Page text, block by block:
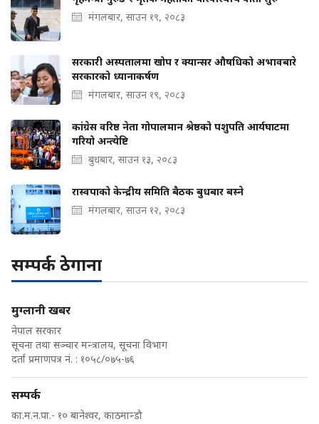
मंगलबार, साउन १९, २०८३
सरकारी अस्पतालमा खोप र क्यान्सर औषधिको अभावबारे
सरकारको ध्यानाकर्षण
मंगलबार, साउन १९, २०८३
कांग्रेस वरिष्ठ नेता गोपालमान श्रेष्ठको पशुपति आर्यघाटमा
गरियो अन्त्येष्टि
बुधबार, साउन १३, २०८३
रास्वपाको केन्द्रीय समिति बैठक बुधबार बस्ने
मंगलबार, साउन १२, २०८३
सम्पर्क ठेगाना
मुग्लानी खबर
नेपाल सरकार
सूचना तथा सञ्चार मन्त्रालय, सूचना विभाग
दर्ता प्रमाणपत्र नं. : १०५८/०७५-७६
सम्पर्क
का.म.न.पा.- १० बानेश्वर, काठमान्डौ